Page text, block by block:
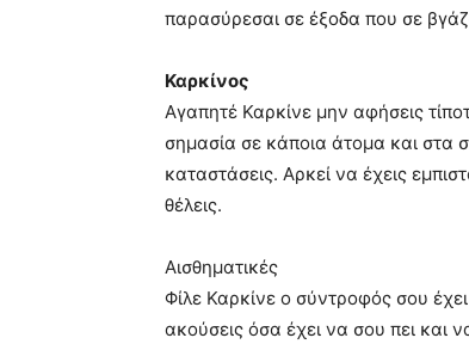
παρασύρεσαι σε έξοδα που σε
Καρκίνος
Αγαπητέ Καρκίνε μην αφήσεις
σημασία σε κάποια άτομα και στα
καταστάσεις. Αρκεί να έχεις
θέλεις.
Αισθηματικές
Φίλε Καρκίνε ο σύντροφός σου
ακούσεις όσα έχει να σου πει και